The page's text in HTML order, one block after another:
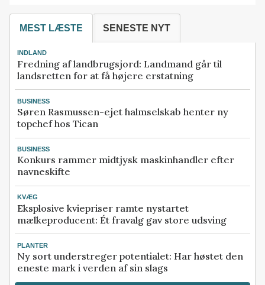
MEST LÆSTE SENESTE NYT
INDLAND
Fredning af landbrugsjord: Landmand går til
landsretten for at få højere erstatning
BUSINESS
Søren Rasmussen-ejet halmselskab henter ny
topchef hos Tican
BUSINESS
Konkurs rammer midtjysk maskinhandler efter
navneskifte
KVÆG
Eksplosive kviepriser ramte nystartet
mælkeproducent: Ét fravalg gav store udsving
PLANTER
Ny sort understreger potentialet: Har høstet den
eneste mark i verden af sin slags